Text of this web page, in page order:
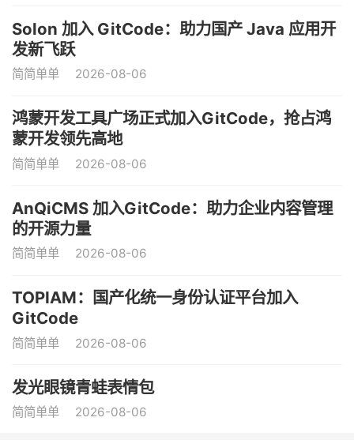
Solon 加入 GitCode：助力国产 Java 应用开
发新飞跃
简简单单 2026-08-06
鸿蒙开发工具广场正式加入GitCode，抢占鸿
蒙开发领先高地
简简单单 2026-08-06
AnQiCMS 加入GitCode：助力企业内容管理
的开源力量
简简单单 2026-08-06
TOPIAM：国产化统一身份认证平台加入
GitCode
简简单单 2026-08-06
发光眼镜青蛙表情包
简简单单 2026-08-06